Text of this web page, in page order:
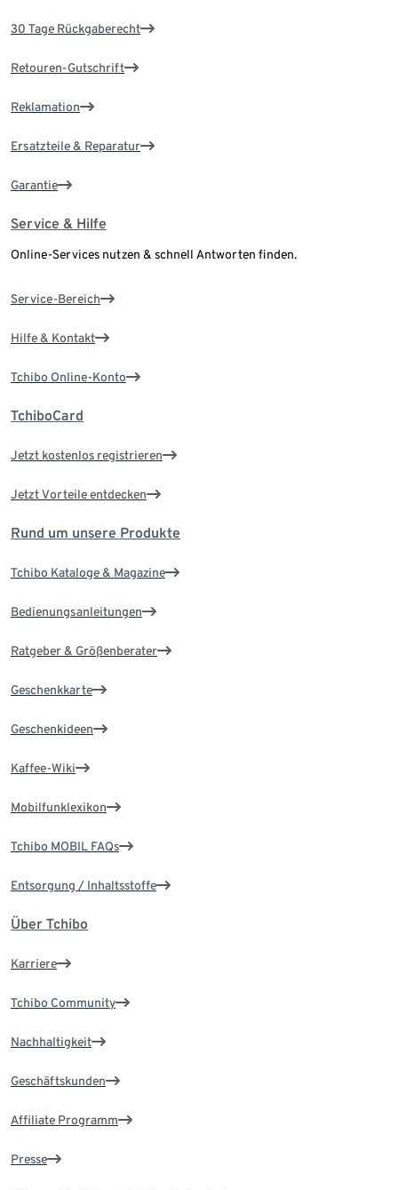
30 Tage Rückgaberecht
Retouren-Gutschrift
Reklamation
Ersatzteile & Reparatur
Garantie
Service & Hilfe
Online-Services nutzen & schnell Antworten finden.
Service-Bereich
Hilfe & Kontakt
Tchibo Online-Konto
TchiboCard
Jetzt kostenlos registrieren
Jetzt Vorteile entdecken
Rund um unsere Produkte
Tchibo Kataloge & Magazine
Bedienungsanleitungen
Ratgeber & Größenberater
Geschenkkarte
Geschenkideen
Kaffee-Wiki
Mobilfunklexikon
Tchibo MOBIL FAQs
Entsorgung / Inhaltsstoffe
Über Tchibo
Karriere
Tchibo Community
Nachhaltigkeit
Geschäftskunden
Affiliate Programm
Presse